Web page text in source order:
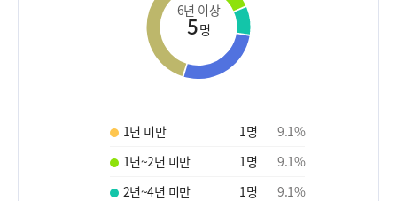
6년 이상
5명
1년 미만 1명 9.1%
1년~2년 미만
1명 9.1%
2년~4년 미만
1명 9.1%